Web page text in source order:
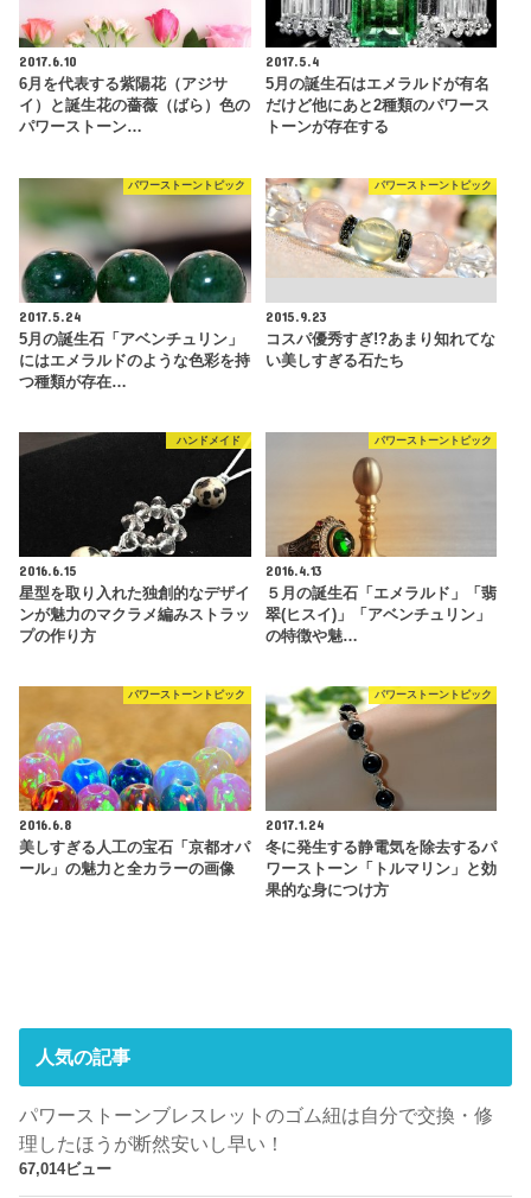
2017.6.10
6月を代表する紫陽花（アジサ
イ）と誕生花の薔薇（ばら）色の
パワーストーン…
2017.5.4
5月の誕生石はエメラルドが有名
だけど他にあと2種類のパワース
トーンが存在する
パワーストーントピック
2017.5.24
5月の誕生石「アベンチュリン」
にはエメラルドのような色彩を持
つ種類が存在…
パワーストーントピック
2015.9.23
コスパ優秀すぎ!?あまり知れてな
い美しすぎる石たち
ハンドメイド
2016.6.15
星型を取り入れた独創的なデザイ
ンが魅力のマクラメ編みストラッ
プの作り方
パワーストーントピック
2016.4.13
５月の誕生石「エメラルド」「翡
翠(ヒスイ)」「アベンチュリン」
の特徴や魅…
パワーストーントピック
2016.6.8
美しすぎる人工の宝石「京都オパ
ール」の魅力と全カラーの画像
パワーストーントピック
2017.1.24
冬に発生する静電気を除去するパ
ワーストーン「トルマリン」と効
果的な身につけ方
人気の記事
パワーストーンブレスレットのゴム紐は自分で交換・修
理したほうが断然安いし早い！
67,014ビュー